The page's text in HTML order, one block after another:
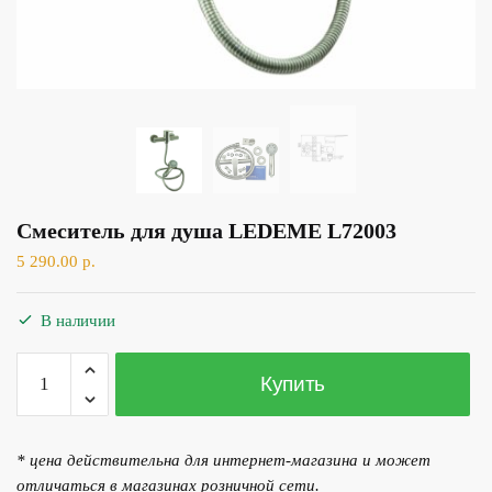
Смеситель для душа LEDEME L72003
5 290.00 р.
В наличии
Количество
товара
Смеситель
душа
Купить
* цена действительна для интернет-магазина и может
отличаться в магазинах розничной сети.